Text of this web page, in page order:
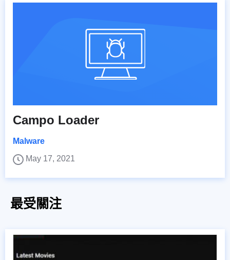
Campo Loader
Malware
May 17, 2021
最受關注